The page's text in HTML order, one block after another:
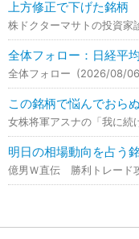
上方修正で下げた銘柄
株ドクターマサトの投資家
全体フォロー：日経平
全体フォロー (2026/08/
この銘柄で悩んでおら
女株将軍アスナの「我に続
明日の相場動向を占う
億男Ｗ直伝 勝利トレード